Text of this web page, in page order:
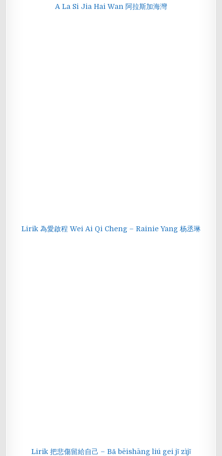
A La Si Jia Hai Wan 阿拉斯加海灣
Lirik 為愛啟程 Wei Ai Qi Cheng – Rainie Yang 杨丞琳
Lirik 把悲傷留給自己 – Bǎ bēishāng liú gei jǐ zìjǐ